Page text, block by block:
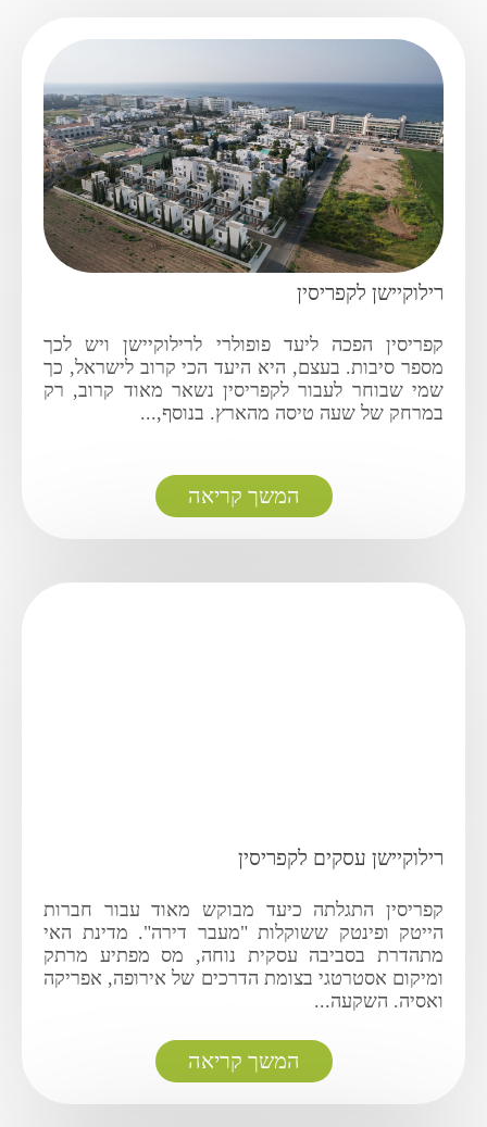
רילוקיישן לקפריסין
קפריסין הפכה ליעד פופולרי לרילוקיישן ויש לכך
מספר סיבות. בעצם, היא היעד הכי קרוב לישראל, כך
שמי שבוחר לעבור לקפריסין נשאר מאוד קרוב, רק
במרחק של שעה טיסה מהארץ. בנוסף,...
המשך קריאה
רילוקיישן עסקים לקפריסין
קפריסין התגלתה כיעד מבוקש מאוד עבור חברות
הייטק ופינטק ששוקלות "מעבר דירה". מדינת האי
מתהדרת בסביבה עסקית נוחה, מס מפתיע מרתק
ומיקום אסטרטגי בצומת הדרכים של אירופה, אפריקה
ואסיה. השקעה...
המשך קריאה